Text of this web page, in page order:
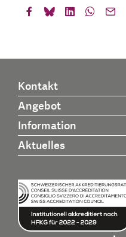
Kontakt
Angebot
Information
Aktuelles